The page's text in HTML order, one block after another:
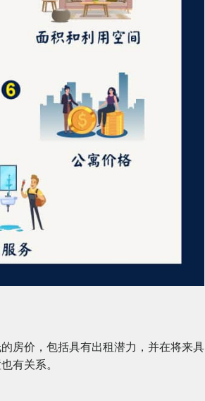
房价，包括具有出租潜力，并在将来具
有关系。